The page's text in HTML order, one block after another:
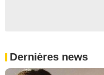
Dernières news